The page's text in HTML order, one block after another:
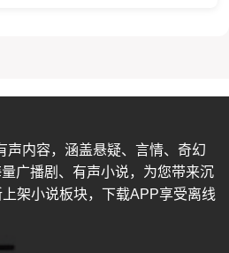
声内容，涵盖悬疑、言情、奇幻
广播剧、有声小说，为您带来沉
架小说板块，下载APP享受离线